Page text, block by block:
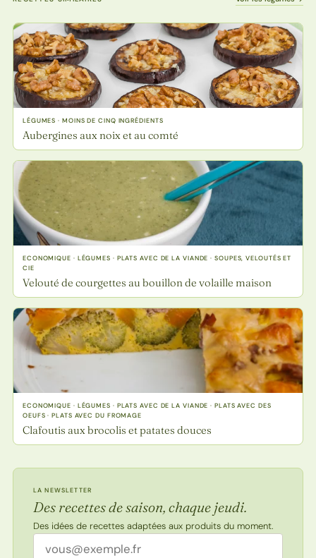
LÉGUMES · MOINS DE CINQ INGRÉDIENTS
Aubergines aux noix et au comté
ECONOMIQUE · LÉGUMES · PLATS AVEC DE LA VIANDE · SOUPES, VELOUTÉS ET
CIE
Velouté de courgettes au bouillon de volaille maison
ECONOMIQUE · LÉGUMES · PLATS AVEC DE LA VIANDE · PLATS AVEC DES
OEUFS · PLATS AVEC DU FROMAGE
Clafoutis aux brocolis et patates douces
LA NEWSLETTER
Des recettes de saison, chaque jeudi.
Des idées de recettes adaptées aux produits du moment.
Adresse email